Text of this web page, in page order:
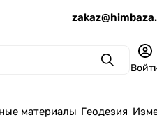
Поиск
материалы Геодезия